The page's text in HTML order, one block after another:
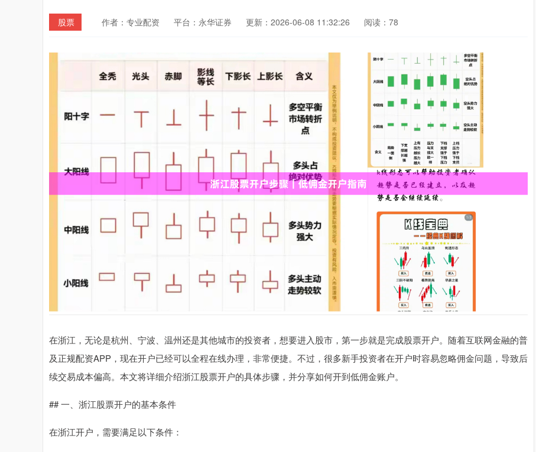
股票 作者：专业配资 平台：永华证券 更新：2026-06-08 11:32:26 阅读：78
在浙江，无论是杭州、宁波、温州还是其他城市的投资者，想要进入股市，第一步就是完成股票开户。随着互联网金融的普
及正规配资APP，现在开户已经可以全程在线办理，非常便捷。不过，很多新手投资者在开户时容易忽略佣金问题，导致后
续交易成本偏高。本文将详细介绍浙江股票开户的具体步骤，并分享如何开到低佣金账户。
## 一、浙江股票开户的基本条件
在浙江开户，需要满足以下条件：